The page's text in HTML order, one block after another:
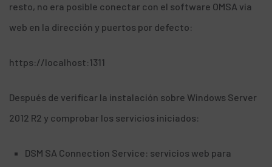
resto, no era posible conectar con el software OMSA via
web en la dirección y puertos por defecto:
https://localhost:1311
Después de verificar la instalación sobre Windows Server
2012 R2 y comprobar los servicios iniciados:
DSM SA Connection Service: servicios web para